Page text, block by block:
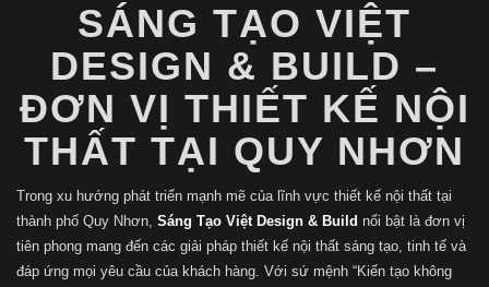
SÁNG TẠO VIỆT
DESIGN & BUILD –
ĐƠN VỊ THIẾT KẾ NỘI
THẤT TẠI QUY NHƠN
Trong xu hướng phát triển mạnh mẽ của lĩnh vực thiết kế nội thất tại
thành phố Quy Nhơn, Sáng Tạo Việt Design & Build nổi bật là đơn vị
tiên phong mang đến các giải pháp thiết kế nội thất sáng tạo, tinh tế và
đáp ứng mọi yêu cầu của khách hàng. Với sứ mệnh “Kiến tạo không